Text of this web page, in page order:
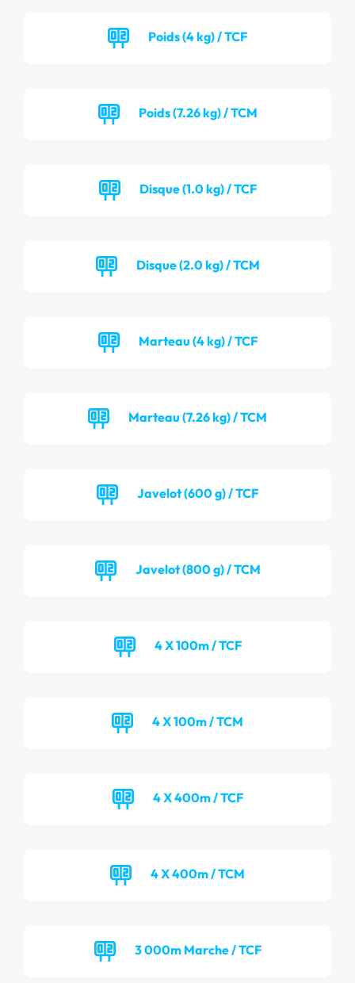
Poids (4 kg) / TCF
Poids (7.26 kg) / TCM
Disque (1.0 kg) / TCF
Disque (2.0 kg) / TCM
Marteau (4 kg) / TCF
Marteau (7.26 kg) / TCM
Javelot (600 g) / TCF
Javelot (800 g) / TCM
4 X 100m / TCF
4 X 100m / TCM
4 X 400m / TCF
4 X 400m / TCM
3 000m Marche / TCF